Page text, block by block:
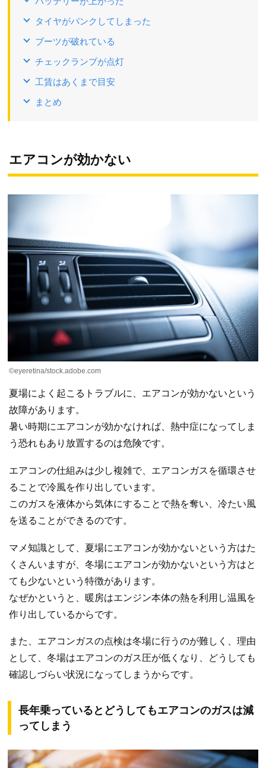
タイヤがパンクしてしまった
ブーツが破れている
チェックランプが点灯
工賃はあくまで目安
まとめ
エアコンが効かない
©eyeretina/stock.adobe.com
夏場によく起こるトラブルに、エアコンが効かないという
故障があります。
暑い時期にエアコンが効かなければ、熱中症になってしま
う恐れもあり放置するのは危険です。
エアコンの仕組みは少し複雑で、エアコンガスを循環させ
ることで冷風を作り出しています。
このガスを液体から気体にすることで熱を奪い、冷たい風
を送ることができるのです。
マメ知識として、夏場にエアコンが効かないという方はた
くさんいますが、冬場にエアコンが効かないという方はと
ても少ないという特徴があります。
なぜかというと、暖房はエンジン本体の熱を利用し温風を
作り出しているからです。
また、エアコンガスの点検は冬場に行うのが難しく、理由
として、冬場はエアコンのガス圧が低くなり、どうしても
確認しづらい状況になってしまうからです。
長年乗っているとどうしてもエアコンのガスは減
ってしまう